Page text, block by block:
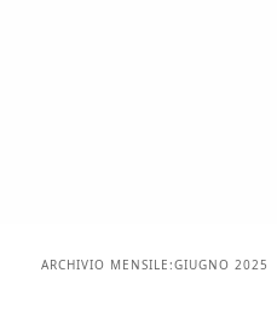
ARCHIVIO MENSILE:GIUGNO 2025